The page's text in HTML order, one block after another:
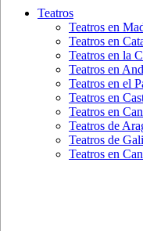
Teatros
Teatros en
Teatros en
Teatros en la
Teatros en
Teatros en el
Teatros en
Teatros en
Teatros de
Teatros de
Teatros en